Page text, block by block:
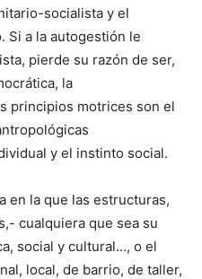
socialista y el
Si a la autogestión le
pierde su razón de ser,
la
principios motrices son el
y el instinto social.
en la que las estructuras,
cualquiera que sea su
social y cultural…, o el
local, de barrio, de taller,